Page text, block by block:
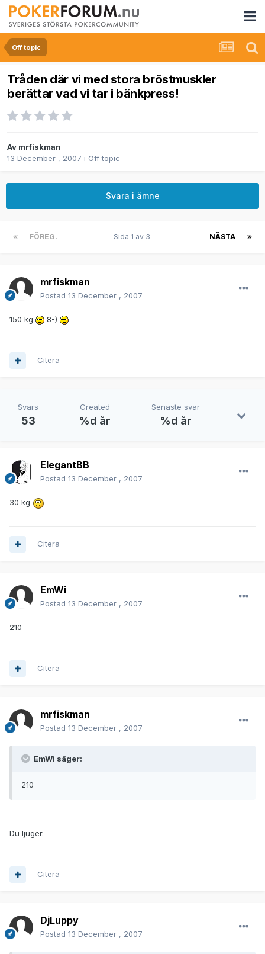
Off topic
Tråden där vi med stora bröstmuskler
berättar vad vi tar i bänkpress!
Av mrfiskman
13 December , 2007 i Off topic
Svara i ämne
FÖREG. NÄSTA
Sida 1 av 3
mrfiskman
Postad 13 December , 2007
150 kg 8-)
Citera
Svars
53
Created
%d år
Senaste svar
%d år
ElegantBB
Postad 13 December , 2007
30 kg
Citera
EmWi
Postad 13 December , 2007
210
Citera
mrfiskman
Postad 13 December , 2007
EmWi säger:
210
Du ljuger.
Citera
DjLuppy
Postad 13 December , 2007